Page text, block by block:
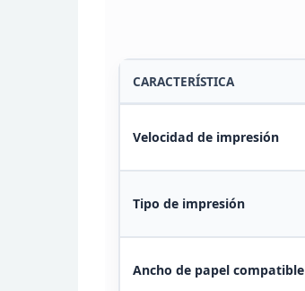
CARACTERÍSTICA
Velocidad de impresión
Tipo de impresión
Ancho de papel compatible